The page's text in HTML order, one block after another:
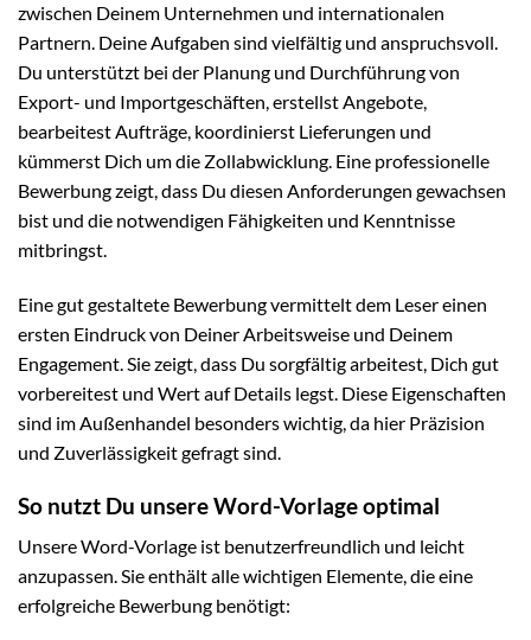
zwischen Deinem Unternehmen und internationalen
Partnern. Deine Aufgaben sind vielfältig und anspruchsvoll.
Du unterstützt bei der Planung und Durchführung von
Export- und Importgeschäften, erstellst Angebote,
bearbeitest Aufträge, koordinierst Lieferungen und
kümmerst Dich um die Zollabwicklung. Eine professionelle
Bewerbung zeigt, dass Du diesen Anforderungen gewachsen
bist und die notwendigen Fähigkeiten und Kenntnisse
mitbringst.
Eine gut gestaltete Bewerbung vermittelt dem Leser einen
ersten Eindruck von Deiner Arbeitsweise und Deinem
Engagement. Sie zeigt, dass Du sorgfältig arbeitest, Dich gut
vorbereitest und Wert auf Details legst. Diese Eigenschaften
sind im Außenhandel besonders wichtig, da hier Präzision
und Zuverlässigkeit gefragt sind.
So nutzt Du unsere Word-Vorlage optimal
Unsere Word-Vorlage ist benutzerfreundlich und leicht
anzupassen. Sie enthält alle wichtigen Elemente, die eine
erfolgreiche Bewerbung benötigt: